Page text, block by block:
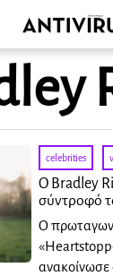
celebrities ·
Ο Bradley
σύντροφό
Ο
ανακοίνωσε